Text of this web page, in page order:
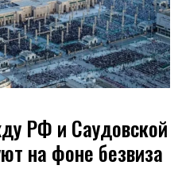
РФ и Саудовской
на фоне безвиза